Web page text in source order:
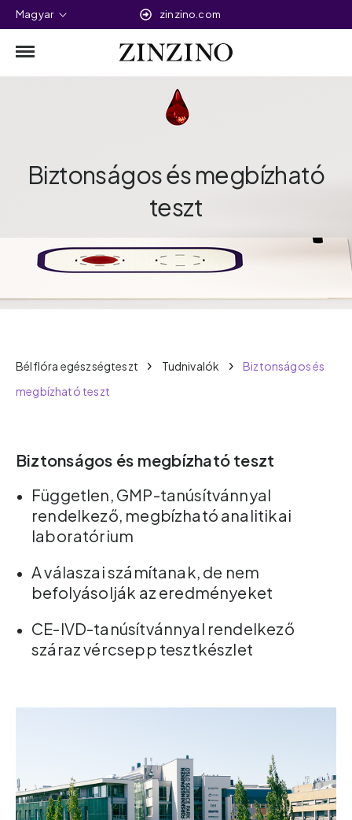
Magyar zinzino.com
Biztonságos és megbízható
teszt
Bélflóra egészségteszt Tudnivalók
Biztonságos és
megbízható teszt
Biztonságos és megbízható teszt
Független, GMP-tanúsítvánnyal
rendelkező, megbízható analitikai
laboratórium
A válaszai számítanak, de nem
befolyásolják az eredményeket
CE-IVD-tanúsítvánnyal rendelkező
száraz vércsepp tesztkészlet